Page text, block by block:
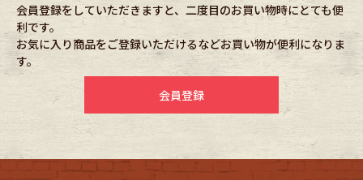
Fafatt
小物・アクセサリーから探す
Eye Wear
Stall・Scarf
会員登録をしていただきますと、二度目のお買い物時にとても便
利です。
お気に入り商品をご登録いただけるなどお買い物が便利になりま
す。
会員登録